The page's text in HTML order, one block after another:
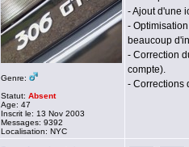
Genre:
Statut: Absent
Age: 47
Inscrit le: 13 Nov 2003
Messages: 9392
Localisation: NYC
- Ajout d'une
-
beaucoup
- Correction
compte).
- Corrections